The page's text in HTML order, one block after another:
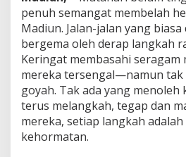
a
M
e
n
a
p
a
k
J
penuh semangat membelah
Madiun. Jalan-jalan yang
bergema oleh derap langkah
Keringat membasahi seragam
mereka tersengal—namun tak
goyah. Tak ada yang menoleh
terus melangkah, tegap dan
mereka, setiap langkah
kehormatan.